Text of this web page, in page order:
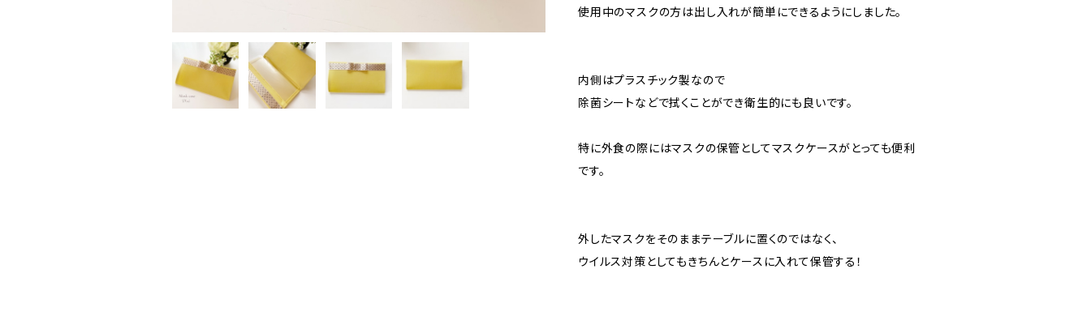
使用中のマスクの方は出し入れが簡単にできるようにしました。
内側はプラスチック製なので
除菌シートなどで拭くことができ衛生的にも良いです。
特に外食の際にはマスクの保管としてマスクケースがとっても便利
です。
外したマスクをそのままテーブルに置くのではなく、
ウイルス対策としてもきちんとケースに入れて保管する！